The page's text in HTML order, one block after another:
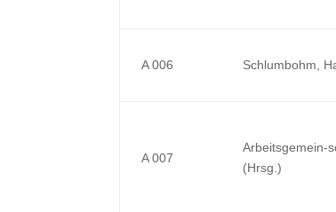
A 006 Schlumbohm,
A 007
Arbeitsgemein-
(Hrsg.)